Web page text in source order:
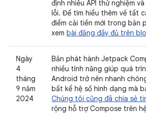
định nhiều API thử nghiệm
lỗi. Để tìm hiểu thêm về tất
điểm cải tiến mới trong bản
xem bài đăng đầy đủ trên
Ngày
4
tháng
9 năm
2024
Bản phát hành Jetpack
nhiều tính năng giúp quá
Android trở nên nhanh
bất kể hệ số hình dạng mà
Chúng tôi cũng đã chia sẻ
rộng hỗ trợ Compose trên